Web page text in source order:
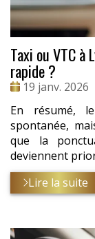
Taxi ou VTC à
rapide ?
Date
19 janv. 2026
En résumé,
spontanée,
que la
deviennent
Lire la suite